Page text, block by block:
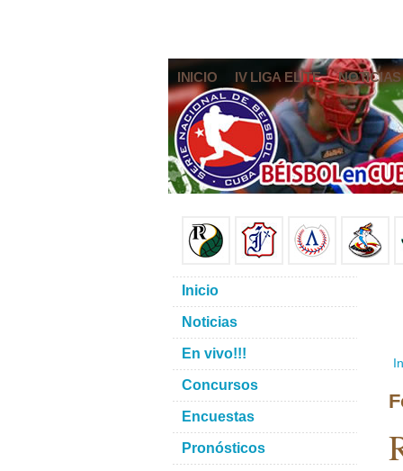
INICIO IV LIGA ELITE NOTICIAS
Inicio
Noticias
En vivo!!!
Concursos
Encuestas
Pronósticos